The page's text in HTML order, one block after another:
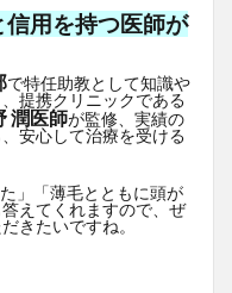
用を持つ医師が
で特任助教として知識や
提携クリニックである
潤医師が監修、実績の
安心して治療を受ける
」「薄毛とともに頭が
えてくれますので、ぜ
きたいですね。